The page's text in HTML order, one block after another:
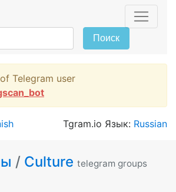
Поиск
Telegram user
Tgram.io Язык: Russian
/ Culture telegram groups